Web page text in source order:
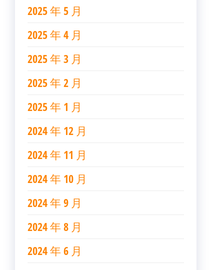
2025 年 5 月
2025 年 4 月
2025 年 3 月
2025 年 2 月
2025 年 1 月
2024 年 12 月
2024 年 11 月
2024 年 10 月
2024 年 9 月
2024 年 8 月
2024 年 6 月